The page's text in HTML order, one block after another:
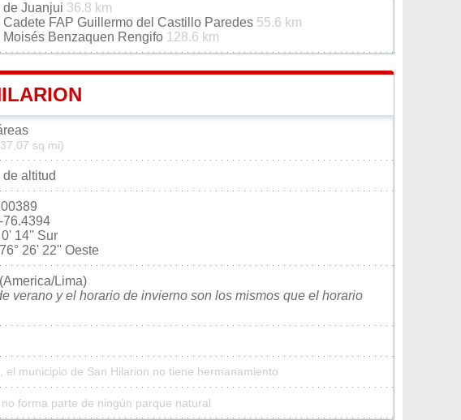
de Juanjui 36.8 km
Cadete FAP Guillermo del Castillo Paredes 55.6 km
Moisés Benzaquen Rengifo 128.6 km
sq mi)
de altitud
-76.4394
0' 14'' Sur
76° 26' 22'' Oeste
Lima)
verano y el horario de invierno son los mismos que el horario
el municipio de San Hilarion no tiene hermanamiento
forma parte de ningún parque natural